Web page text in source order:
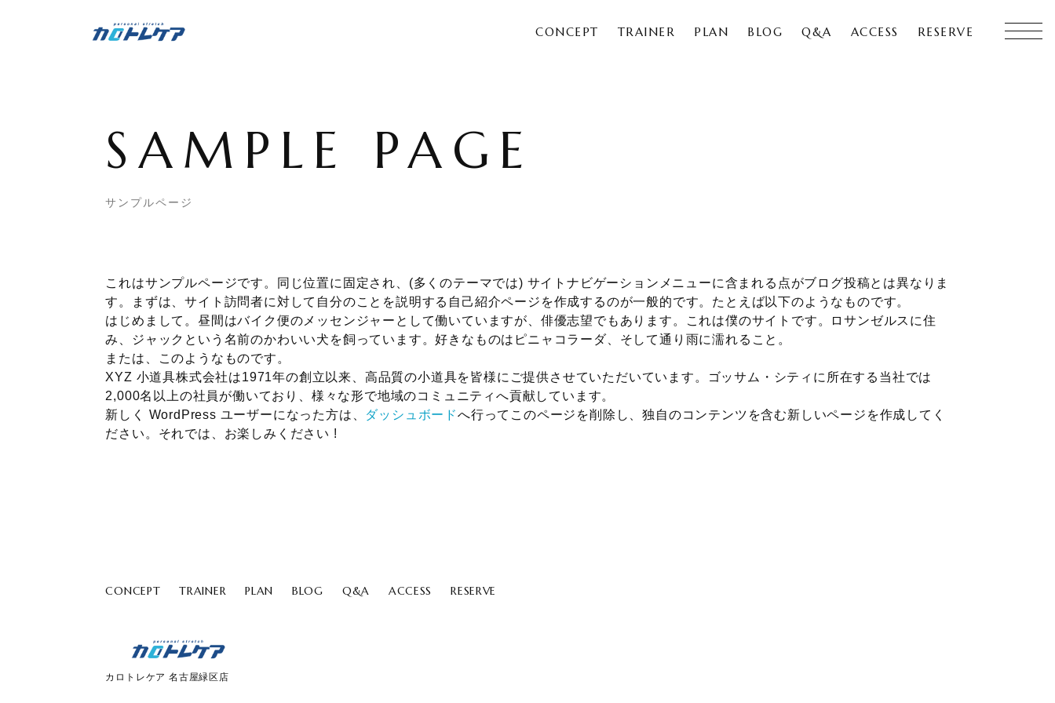
CONCEPT TRAINER PLAN BLOG Q&A ACCESS RESERVE
SAMPLE PAGE
サンプルページ
これはサンプルページです。同じ位置に固定され、(多くのテーマでは) サイトナビゲーションメニューに含まれる点がブログ投稿とは異なりま
す。まずは、サイト訪問者に対して自分のことを説明する自己紹介ページを作成するのが一般的です。たとえば以下のようなものです。
はじめまして。昼間はバイク便のメッセンジャーとして働いていますが、俳優志望でもあります。これは僕のサイトです。ロサンゼルスに住
み、ジャックという名前のかわいい犬を飼っています。好きなものはピニャコラーダ、そして通り雨に濡れること。
または、このようなものです。
XYZ 小道具株式会社は1971年の創立以来、高品質の小道具を皆様にご提供させていただいています。ゴッサム・シティに所在する当社では
2,000名以上の社員が働いており、様々な形で地域のコミュニティへ貢献しています。
新しく WordPress ユーザーになった方は、 ダッシュボードへ行ってこのページを削除し、独自のコンテンツを含む新しいページを作成してく
ださい。それでは、お楽しみください !
CONCEPT TRAINER PLAN BLOG Q&A ACCESS RESERVE
カロトレケア 名古屋緑区店